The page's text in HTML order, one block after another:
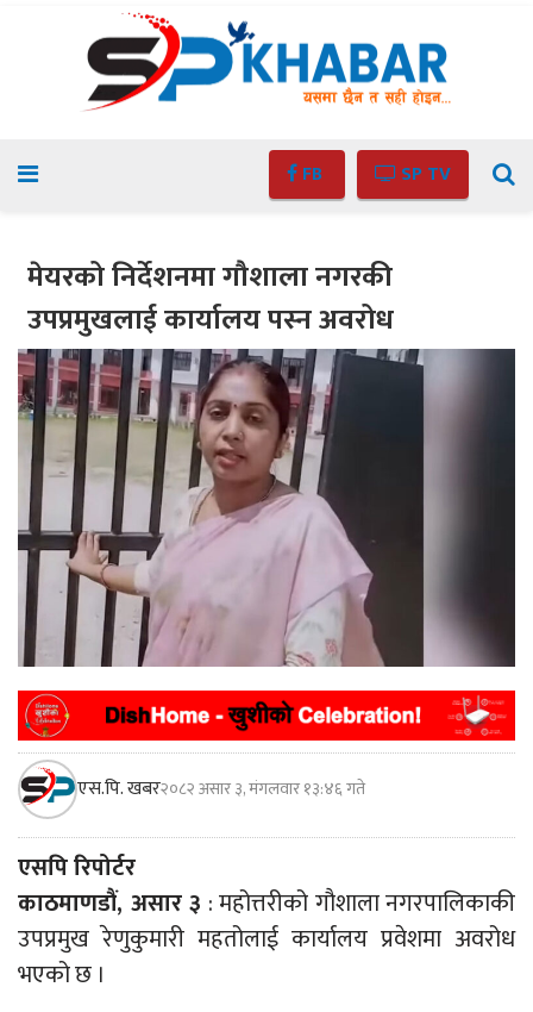
FB SP TV
मेयरको निर्देशनमा गौशाला नगरकी
उपप्रमुखलाई कार्यालय पस्न अवरोध
एस.पि. खबर२०८२ असार ३, मंगलवार १३:४६ गते
एसपि रिपोर्टर
काठमाणडौं, असार ३ : महोत्तरीको गौशाला नगरपालिकाकी
उपप्रमुख रेणुकुमारी महतोलाई कार्यालय प्रवेशमा अवरोध
भएको छ ।